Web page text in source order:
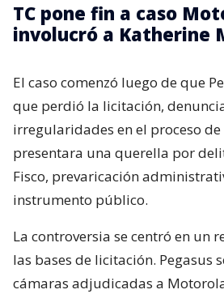
TC pone fin a caso
involucró a Katherine
El caso comenzó luego de que
que perdió la licitación,
irregularidades en el proceso
presentara una querella por
Fisco, prevaricación
instrumento público.
La controversia se centró en un
las bases de licitación. Pegasus
cámaras adjudicadas a